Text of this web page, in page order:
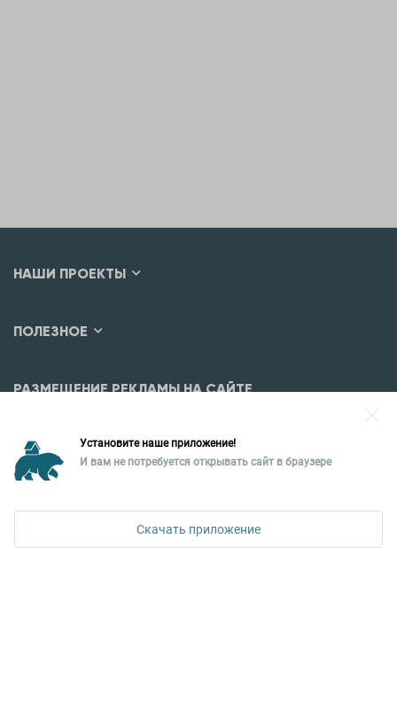
НАШИ ПРОЕКТЫ
ПОЛЕЗНОЕ
РАЗМЕЩЕНИЕ РЕКЛАМЫ НА САЙТЕ
Уральская палата недвижимости
ул. Горького, 65, 0 подъезд, 3 этаж
Установите наше приложение!
И вам не потребуется открывать сайт в браузере
Скачать приложение